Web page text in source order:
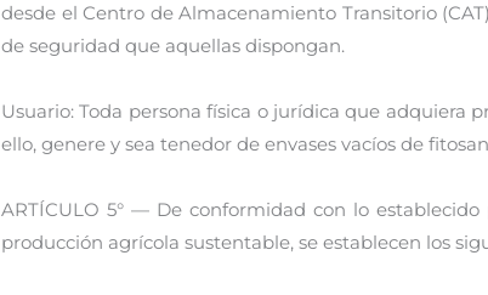
desde el Centro de Almacenamiento Transitorio
de seguridad que aquellas dispongan.
Usuario: Toda persona física o jurídica que adquiera
ello, genere y sea tenedor de envases vacíos de
ARTÍCULO 5° — De conformidad con lo
producción agrícola sustentable, se establecen los